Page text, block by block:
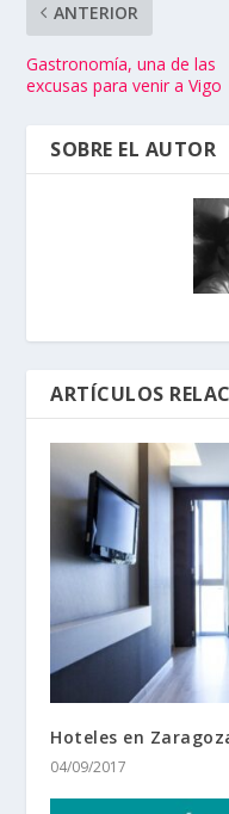
ANTERIOR
Gastronomía, una de las
excusas para venir a Vigo
SOBRE EL AUTOR
ARTÍCULOS
Hoteles en
04/09/2017